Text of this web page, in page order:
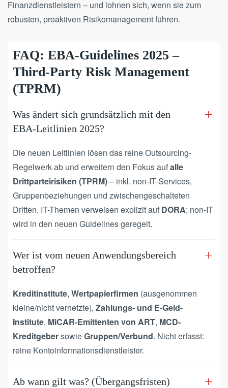
Finanzdienstleistern – und lohnen sich, wenn sie zum
robusten, proaktiven Risikomanagement führen.
FAQ: EBA-Guidelines 2025 –
Third-Party Risk Management
(TPRM)
Was ändert sich grundsätzlich mit den
EBA-Leitlinien 2025?
Die neuen Leitlinien lösen das reine Outsourcing-
Regelwerk ab und erweitern den Fokus aufalle
Drittparteirisiken (TPRM)– inkl. non-IT-Services,
Gruppenbeziehungen und zwischengeschalteten
Dritten. IT-Themen verweisen explizit auf DORA; non-IT
wird in den neuen Guidelines geregelt.
Wer ist vom neuen Anwendungsbereich
betroffen?
Kreditinstitute, Wertpapierfirmen (ausgenommen
kleine/nicht vernetzte), Zahlungs- und E-Geld-
Institute, MiCAR-Emittenten von ART, MCD-
KreditgebersowieGruppen/Verbund. Nicht erfasst:
reine Kontoinformationsdienstleister.
Ab wann gilt was? (Übergangsfristen)